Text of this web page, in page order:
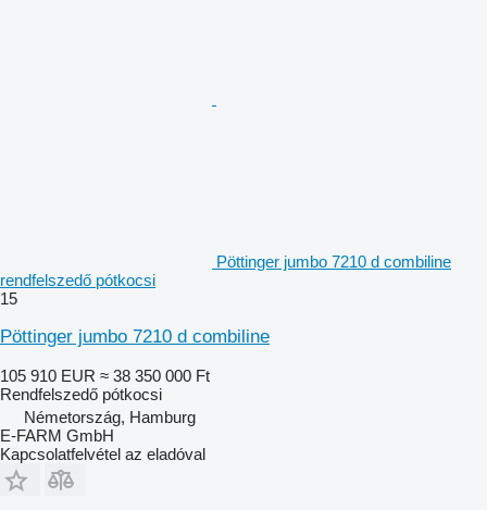
Pöttinger jumbo 7210 d combiline
rendfelszedő pótkocsi
15
Pöttinger jumbo 7210 d combiline
105 910 EUR ≈ 38 350 000 Ft
Rendfelszedő pótkocsi
Németország, Hamburg
E-FARM GmbH
Kapcsolatfelvétel az eladóval